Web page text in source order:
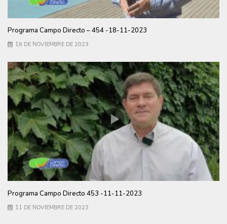
Programa Campo Directo – 454 -18-11-2023
18 DE NOVIEMBRE DE 2023
Programa Campo Directo 453 -11-11-2023
11 DE NOVIEMBRE DE 2023